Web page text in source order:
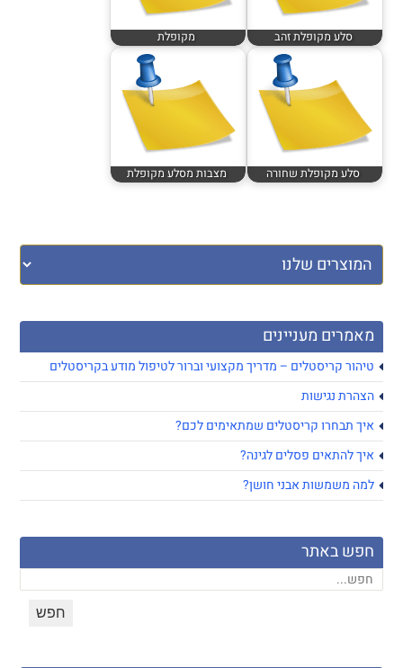
מאמרים מעניינים
טיהור קריסטלים – מדריך מקצועי וברור לטיפול מודע בקריסטלים
הצהרת נגישות
איך תבחרו קריסטלים שמתאימים לכם?
איך להתאים פסלים לגינה?
למה משמשות אבני חושן?
חפש באתר
סלע מקופלת זהב מקופלת
סלע מקופלת שחורה מצבות מסלע מקופלת